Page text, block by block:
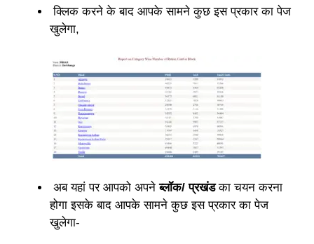
क्लिक करने के बाद आपके सामने कुछ इस प्रकार का पेज
खुलेगा,
अब यहां पर आपको अपनेब्लॉक/ प्रखंडका चयन करना
होगा इसके बाद आपके सामने कुछ इस प्रकार का पेज
खुलेगा-